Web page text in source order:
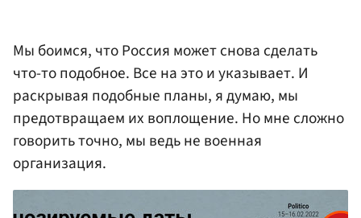
Мы боимся, что Россия может снова сделать
что-то подобное. Все на это и указывает. И
раскрывая подобные планы, я думаю, мы
предотвращаем их воплощение. Но мне сложно
говорить точно, мы ведь не военная
организация.